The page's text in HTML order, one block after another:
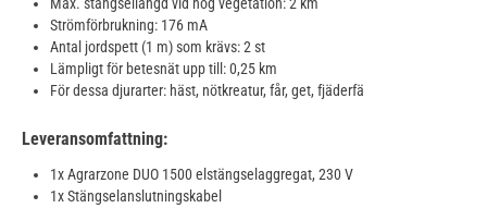
Strömförbrukning: 176 mA
Antal jordspett (1 m) som krävs: 2 st
Lämpligt för betesnät upp till: 0,25 km
För dessa djurarter: häst, nötkreatur, får, get, fjäderfä
Leveransomfattning:
1x Agrarzone DUO 1500 elstängselaggregat, 230 V
1x Stängselanslutningskabel